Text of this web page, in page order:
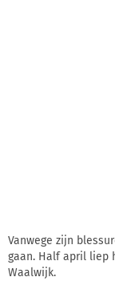
Vanwege zijn
gaan. Half april liep
Waalwijk.